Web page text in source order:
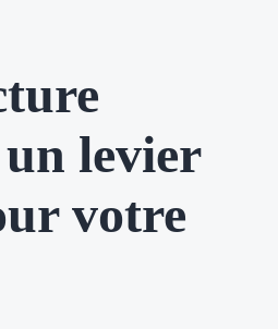
levier
votre